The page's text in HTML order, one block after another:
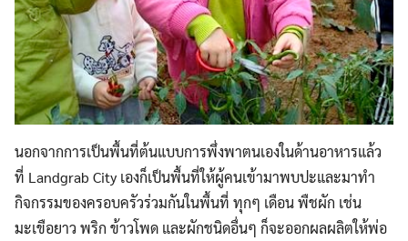
นอกจากการเป็นพื้นที่ต้นแบบการพึ่งพาตนเองในด้านอาหารแล้ว
ที่ Landgrab City เองก็เป็นพื้นที่ให้ผู้คนเข้ามาพบปะและมาทำ
กิจกรรมของครอบครัวร่วมกันในพื้นที่ ทุกๆ เดือน พืชผัก เช่น
มะเขือยาว พริก ข้าวโพด และผักชนิดอื่นๆ ก็จะออกผลผลิตให้พ่อ